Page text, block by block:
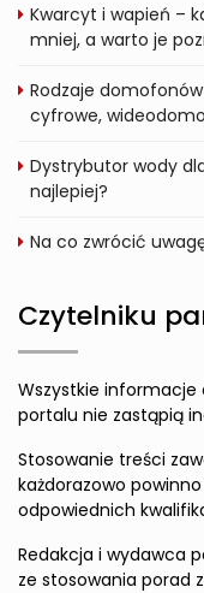
Kwarcyt i wapień –
mniej, a warto je
Rodzaje
cyfrowe,
Dystrybutor wody
najlepiej?
Na co zwrócić
Czytelniku
Wszystkie informacje
portalu nie zastąpią
Stosowanie treści
każdorazowo
odpowiednich
Redakcja i wydawca
ze stosowania porad